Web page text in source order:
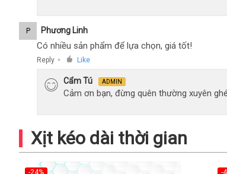
P Phương Linh
Có nhiều sản phẩm để lựa chọn, giá tốt!
Reply ● Like
Cẩm Tú ADMIN
Cảm ơn bạn, đừng quên thường xuyên
Xịt kéo dài thời gian
-24%
-